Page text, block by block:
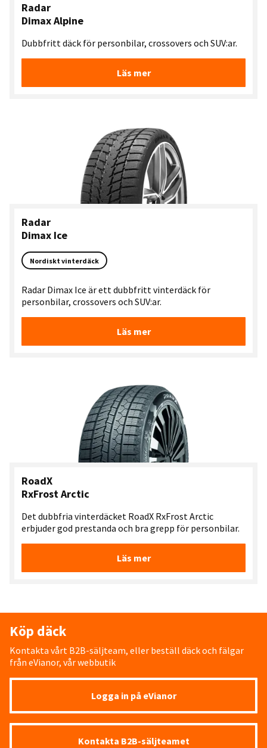
Radar
Dimax Alpine
Dubbfritt däck för personbilar, crossovers och SUV:ar.
Läs mer
Radar
Dimax Ice
Nordiskt vinterdäck
Radar Dimax Ice är ett dubbfritt vinterdäck för
personbilar, crossovers och SUV:ar.
Läs mer
RoadX
RxFrost Arctic
Det dubbfria vinterdäcket RoadX RxFrost Arctic
erbjuder god prestanda och bra grepp för personbilar.
Läs mer
Köp däck
Kontakta vårt B2B-säljteam, eller beställ däck och fälgar
från eVianor, vår webbutik
Logga in på eVianor
Kontakta B2B-säljteamet